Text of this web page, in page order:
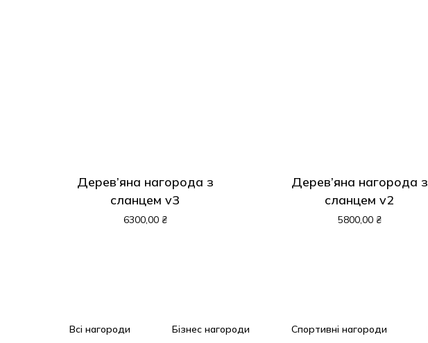
Дерев’яна нагорода з
сланцем v3
6300,00 ₴
Дерев’яна нагорода з
сланцем v2
5800,00 ₴
Всі нагороди Бізнес нагороди Спортивні нагороди